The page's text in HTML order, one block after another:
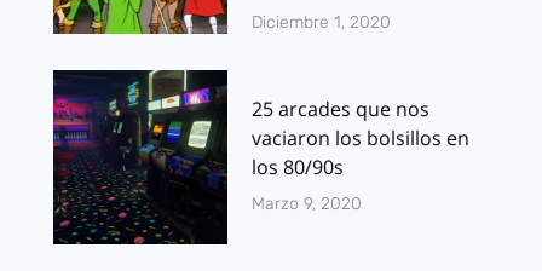
Diciembre 1, 2020
25 arcades que nos
vaciaron los bolsillos en
los 80/90s
Marzo 9, 2020